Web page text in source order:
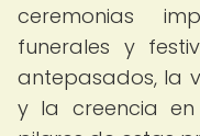
ceremonias
funerales y
antepasados, la
y la creencia en